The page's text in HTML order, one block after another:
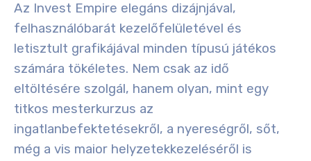
Az Invest Empire elegáns dizájnjával,
felhasználóbarát kezelőfelületével és
letisztult grafikájával minden típusú játékos
számára tökéletes. Nem csak az idő
eltöltésére szolgál, hanem olyan, mint egy
titkos mesterkurzus az
ingatlanbefektetésekről, a nyereségről, sőt,
még a vis maior helyzetekkezeléséről is